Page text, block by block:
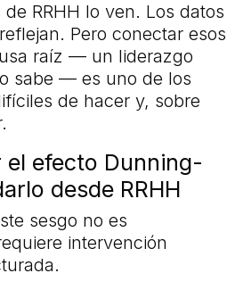
RRHH lo ven. Los datos
Pero conectar esos
raíz — un liderazgo
sabe — es uno de los
de hacer y, sobre
efecto Dunning-
desde RRHH
sesgo no es
intervención